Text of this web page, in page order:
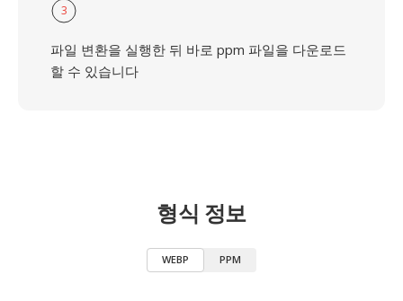
3
파일 변환을 실행한 뒤 바로 ppm 파일을 다운로드
할 수 있습니다
형식 정보
WEBP PPM